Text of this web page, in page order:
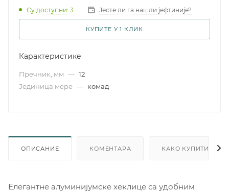
Су доступни: 3 Јесте ли га нашли јефтиније?
КУПИТЕ У 1 КЛИК
Карактеристике
Пречник, мм — 12
Јединица мере — комад
ОПИСАНИЕ КОМЕНТАРА КАКО КУПИТИ
Елегантне алуминијумске хеклице са удобним